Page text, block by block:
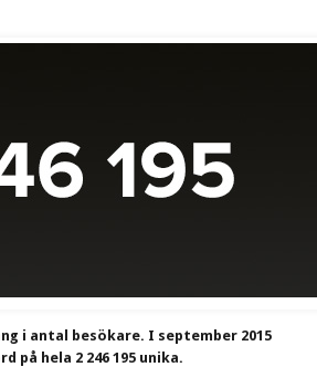
i antal besökare. I september 2015
hela 2 246 195 unika.